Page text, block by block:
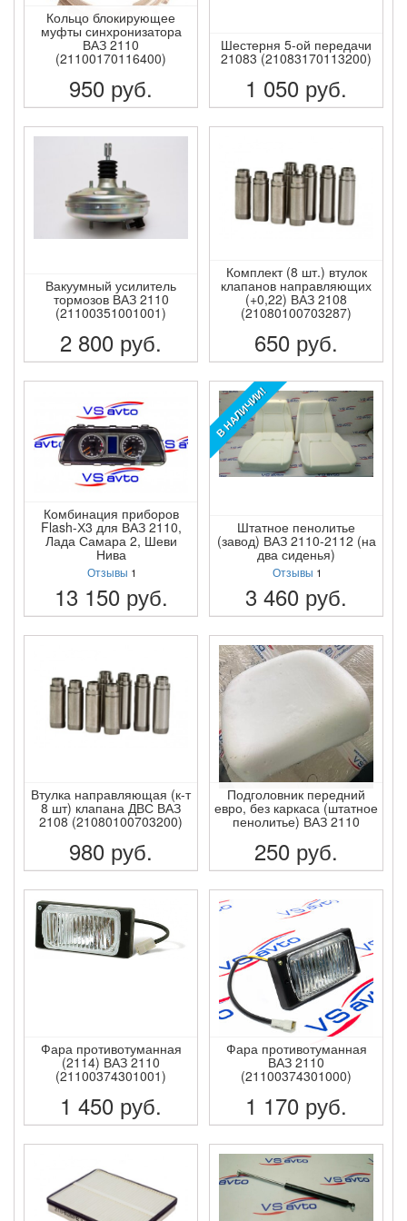
Кольцо блокирующее
муфты синхронизатора
ВАЗ 2110
(21100170116400)
950 руб.
ПОДРОБНЕЕ
Шестерня 5-ой передачи
21083 (21083170113200)
1 050 руб.
ПОДРОБНЕЕ
Вакуумный усилитель
тормозов ВАЗ 2110
(21100351001001)
2 800 руб.
ПОДРОБНЕЕ
Комплект (8 шт.) втулок
клапанов направляющих
(+0,22) ВАЗ 2108
(21080100703287)
650 руб.
ПОДРОБНЕЕ
Комбинация приборов
Flash-Х3 для ВАЗ 2110,
Лада Самара 2, Шеви
Нива
Отзывы 1
13 150 руб.
ПОДРОБНЕЕ
В НАЛИЧИИ!
Штатное пенолитье
(завод) ВАЗ 2110-2112 (на
два сиденья)
Отзывы 1
3 460 руб.
ПОДРОБНЕЕ
Втулка направляющая (к-т
8 шт) клапана ДВС ВАЗ
2108 (21080100703200)
980 руб.
ПОДРОБНЕЕ
Подголовник передний
евро, без каркаса (штатное
пенолитье) ВАЗ 2110
250 руб.
ПОДРОБНЕЕ
Фара противотуманная
(2114) ВАЗ 2110
(21100374301001)
1 450 руб.
ПОДРОБНЕЕ
Фара противотуманная
ВАЗ 2110
(21100374301000)
1 170 руб.
ПОДРОБНЕЕ